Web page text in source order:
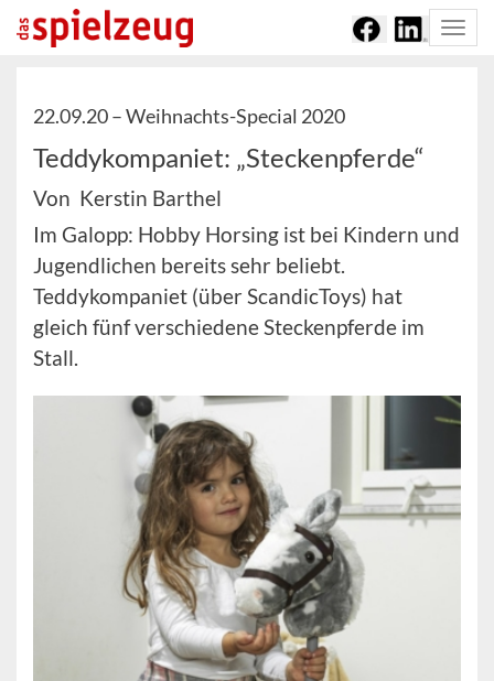
22.09.20 –Weihnachts-Special 2020
Teddykompaniet: „Steckenpferde“
Von Kerstin Barthel
Im Galopp: Hobby Horsing ist bei Kindern und
Jugendlichen bereits sehr beliebt.
Teddykompaniet (über ScandicToys) hat
gleich fünf verschiedene Steckenpferde im
Stall.